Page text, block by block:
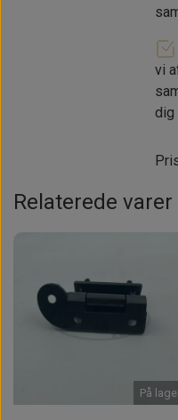
vi
dig
Relaterede varer
På